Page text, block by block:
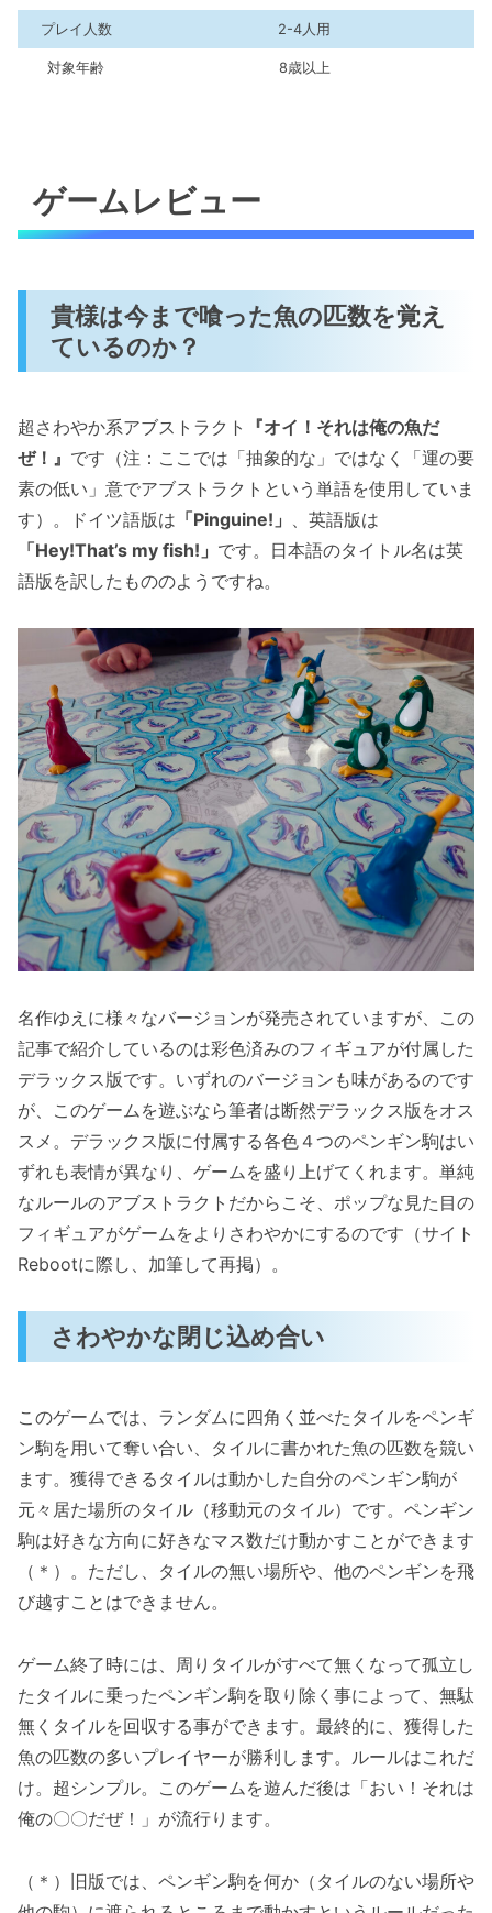
プレイ人数 2-4人用
対象年齢 8歳以上
ゲームレビュー
貴様は今まで喰った魚の匹数を覚え
ているのか？
超さわやか系アブストラクト
『オイ！それは俺の魚だ
ぜ！』 です（注：ここでは「抽象的な」ではなく「運の要
素の低い」意でアブストラクトという単語を使用していま
す）。ドイツ語版は 「Pinguine!」
、英語版は
「Hey!That’s my fish!」 です。日本語のタイトル名は英
語版を訳したもののようですね。
名作ゆえに様々なバージョンが発売されていますが、この
記事で紹介しているのは彩色済みのフィギュアが付属した
デラックス版です。いずれのバージョンも味があるのです
が、このゲームを遊ぶなら筆者は断然デラックス版をオス
スメ。デラックス版に付属する各色４つのペンギン駒はい
ずれも表情が異なり、ゲームを盛り上げてくれます。単純
なルールのアブストラクトだからこそ、ポップな見た目の
フィギュアがゲームをよりさわやかにするのです（サイト
Rebootに際し、加筆して再掲）。
さわやかな閉じ込め合い
このゲームでは、ランダムに四角く並べたタイルをペンギ
ン駒を用いて奪い合い、タイルに書かれた魚の匹数を競い
ます。獲得できるタイルは動かした自分のペンギン駒が
元々居た場所のタイル（移動元のタイル）です。ペンギン
駒は好きな方向に好きなマス数だけ動かすことができます
（＊）。ただし、タイルの無い場所や、他のペンギンを飛
び越すことはできません。
ゲーム終了時には、周りタイルがすべて無くなって孤立し
たタイルに乗ったペンギン駒を取り除く事によって、無駄
無くタイルを回収する事ができます。最終的に、獲得した
魚の匹数の多いプレイヤーが勝利します。ルールはこれだ
け。超シンプル。このゲームを遊んだ後は「おい！それは
俺の〇〇だぜ！」が流行ります。
（＊）旧版では、ペンギン駒を何か（タイルのない場所や